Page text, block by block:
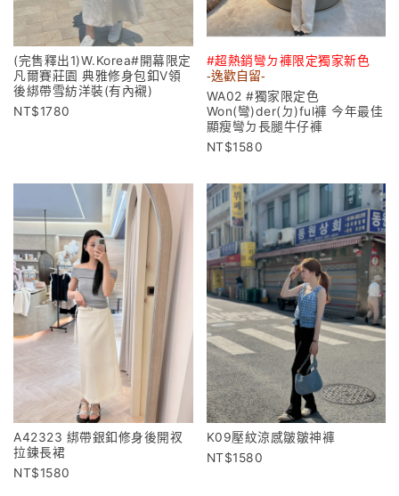
(完售釋出1)W.Korea#開幕限定
凡爾賽莊園 典雅修身包釦V領
後綁帶雪紡洋裝(有內襯)
1780
#超熱銷彎ㄉ褲限定獨家新色
-逸歡自留-
WA02 #獨家限定色
Won(彎)der(ㄉ)ful褲 今年最佳
顯瘦彎ㄉ長腿牛仔褲
1580
A42323 綁帶銀釦修身後開衩
拉鍊長裙
1580
K09壓紋涼感皺皺神褲
1580